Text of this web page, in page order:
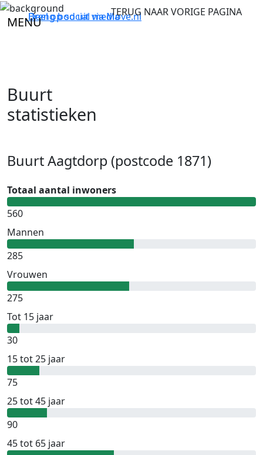
MENU
TERUG NAAR VORIGE PAGINA
Breng bod uit viaMove.nl
Deel op social media
Buurt
statistieken
Buurt Aagtdorp (postcode 1871)
Totaal aantal inwoners
560
Mannen
285
Vrouwen
275
Tot 15 jaar
30
15 tot 25 jaar
75
25 tot 45 jaar
90
45 tot 65 jaar